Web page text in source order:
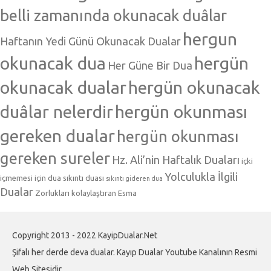
belli zamanında okunacak duâlar
Haftanın Yedi Günü Okunacak Dualar hergun
okunacak dua Her Güne Bir Dua hergün
okunacak dualarhergün okunacak
duâlar nelerdirhergün okunması
gereken dualar hergün okunması
gereken sureler Hz. Ali’nin Haftalık Duaları içki
içmemesi için dua sıkıntı duası sıkıntı gideren dua Yolculukla İlgili
Dualar Zorlukları kolaylaştıran Esma
Copyright 2013 - 2022 KayipDualar.Net
Şifalı her derde deva dualar. Kayıp Dualar Youtube Kanalının Resmi